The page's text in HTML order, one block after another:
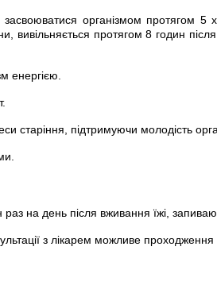
організмом протягом
протягом 8 годин
енергією.
старіння, підтримуючи молодість
на день після вживання їжі,
з лікарем можливе проходження